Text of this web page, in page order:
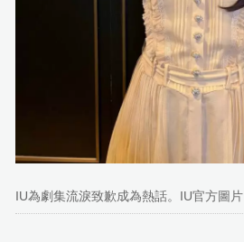
IU為劇集流淚致歉成為熱話。IU官方圖片